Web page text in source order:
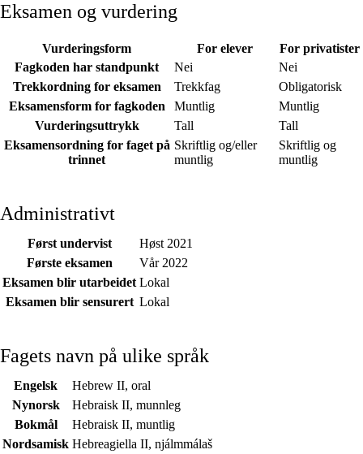
Eksamen og vurdering
Vurderingsform For elever
For privatister
Fagkoden har standpunkt
Nei
Nei
Trekkordning for eksamen
Trekkfag
Obligatorisk
Eksamensform for fagkoden
Muntlig
Muntlig
Vurderingsuttrykk
Tall
Tall
Eksamensordning for faget på
trinnet
Skriftlig og/eller
muntlig
Skriftlig og
muntlig
Administrativt
Først undervist
Høst 2021
Første eksamen
Vår 2022
Eksamen blir utarbeidet Lokal
Eksamen blir sensurert Lokal
Fagets navn på ulike språk
Engelsk
Hebrew II, oral
Nynorsk
Hebraisk II, munnleg
Bokmål
Hebraisk II, muntlig
Nordsamisk Hebreagiella II, njálmmálaš